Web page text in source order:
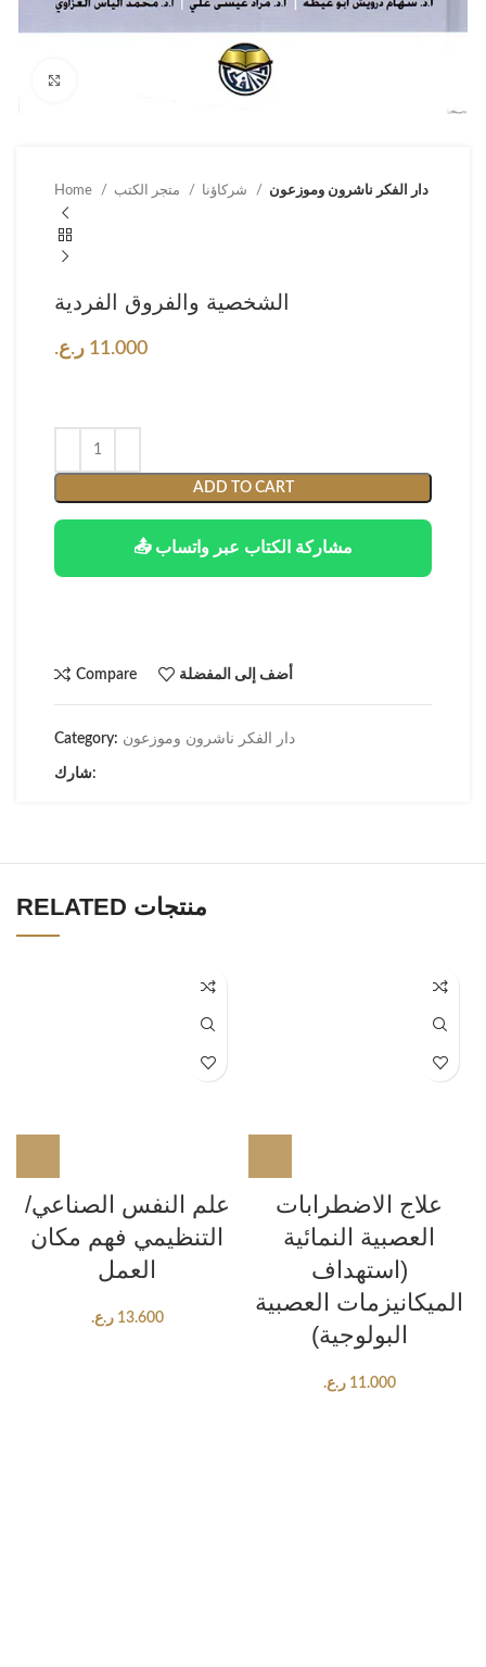
Home دار الفكر ناشرون وموزعون
الشخصية والفروق الفردية
11.000 ر.ع.
ADD TO CART
📤 مشاركة الكتاب عبر واتساب
Compare أضف إلى المفضلة
Category: دار الفكر ناشرون وموزعون
شارك:
RELATED منتجات
علم النفس الصناعي/
التنظيمي فهم مكان
العمل
13.600 ر.ع.
علاج الاضطرابات
العصبية النمائية
(استهداف
الميكانيزمات العصبية
البولوجية)
11.000 ر.ع.